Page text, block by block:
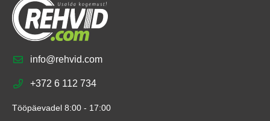
info@rehvid.com
+372 6 112 734
Tööpäevadel 8:00 - 17:00